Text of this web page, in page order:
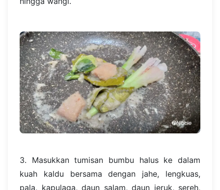
3. Masukkan tumisan bumbu halus ke dalam
kuah kaldu bersama dengan jahe, lengkuas,
pala, kapulaga, daun salam, daun jeruk, sereh,